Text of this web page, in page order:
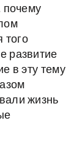
почему
того
развитие
в эту тему
жизнь